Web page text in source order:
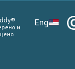
и
Eng